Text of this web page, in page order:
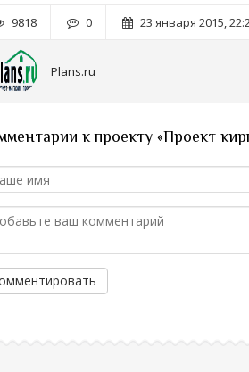
9818 0 23 января 2015,
Plans.ru
к проекту «Проект